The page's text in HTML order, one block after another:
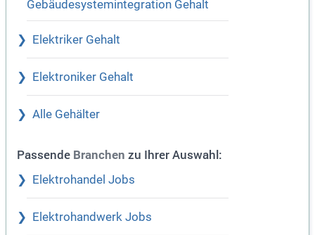
Gebäudesystemintegration Gehalt
Elektriker Gehalt
Elektroniker Gehalt
Alle Gehälter
Passende Branchen zu Ihrer Auswahl:
Elektrohandel Jobs
Elektrohandwerk Jobs